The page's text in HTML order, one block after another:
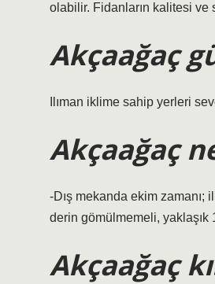
olabilir. Fidanların kalitesi ve
Akçaağaç
Ilıman iklime sahip yerleri
Akçaağaç
-Dış mekanda ekim zamanı;
derin gömülmemeli,
Akçaağaç